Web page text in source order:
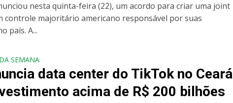
nesta quinta-feira (22), um acordo para criar uma joint
controle majoritário americano responsável por suas
país. A...
SEMANA
data center do TikTok no Ceará
acima de R$ 200 bilhões